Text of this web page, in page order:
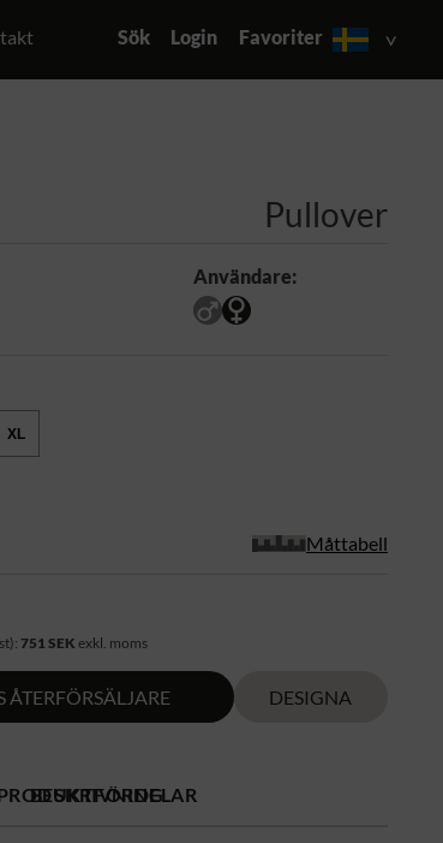
Sök Login Favoriter
Pullover
Användare:
XL
Måttabell
751 SEK exkl. moms
ÅTERFÖRSÄLJARE DESIGNA
BESKRIVNING